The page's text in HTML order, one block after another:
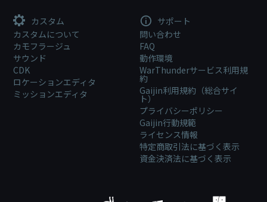
カスタム
カスタムについて
カモフラージュ
サウンド
CDK
ロケーションエディタ
ミッションエディタ
サポート
問い合わせ
FAQ
動作環境
WarThunderサービス利用規
約
Gaijin利用規約（総合サイ
ト）
プライバシーポリシー
Gaijin行動規範
ライセンス情報
特定商取引法に基づく表示
資金決済法に基づく表示